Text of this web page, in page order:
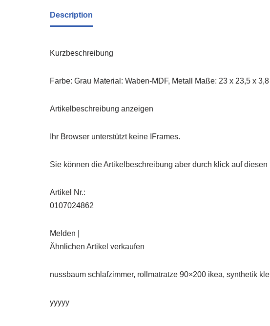
Description
Kurzbeschreibung
Farbe: Grau Material: Waben-MDF, Metall Maße: 23 x 23,5 x
Artikelbeschreibung anzeigen
Ihr Browser unterstützt keine IFrames.
Sie können die Artikelbeschreibung aber durch klick auf diesen
Artikel Nr.:
0107024862
Melden |
Ähnlichen Artikel verkaufen
nussbaum schlafzimmer, rollmatratze 90×200 ikea, synthetik
yyyyy